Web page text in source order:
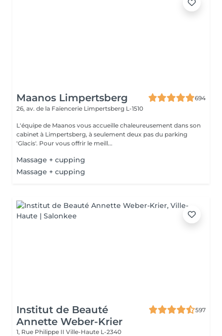
Maanos Limpertsberg
694
26, av. de la Faïencerie Limpertsberg L-1510
L'équipe de Maanos vous accueille chaleureusement dans son
cabinet à Limpertsberg, à seulement deux pas du parking
'Glacis'. Pour vous offrir le meill...
Massage + cupping
Massage + cupping
Institut de Beauté
Annette Weber-Krier
597
1, Rue Philippe II Ville-Haute L-2340